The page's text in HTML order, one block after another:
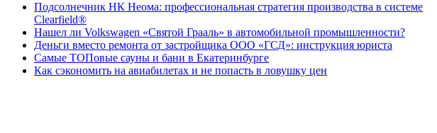
Подсолнечник НК Неома: профессиональная стратегия производства в системе
Clearfield®
Нашел ли Volkswagen «Святой Грааль» в автомобильной промышленности?
Деньги вместо ремонта от застройщика ООО «ГСД»: инструкция юриста
Самые ТОПовые сауны и бани в Екатеринбурге
Как сэкономить на авиабилетах и не попасть в ловушку цен